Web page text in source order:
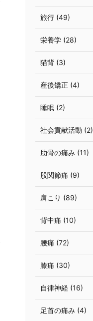
旅行 (49)
栄養学 (28)
猫背 (3)
産後矯正 (4)
睡眠 (2)
社会貢献活動 (2)
肋骨の痛み (11)
股関節痛 (9)
肩こり (89)
背中痛 (10)
腰痛 (72)
膝痛 (30)
自律神経 (16)
足首の痛み (4)